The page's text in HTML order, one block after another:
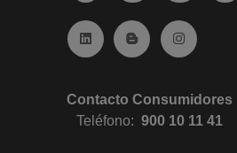
Ir a Linkedin (abre en
Ir al Blog (abre
Ir a
Contacto Consumidores
Teléfono:900 10 11 41